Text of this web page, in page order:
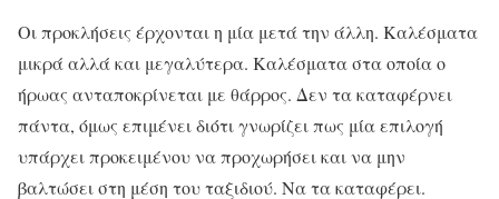
Οι προκλήσεις έρχονται η μία μετά την άλλη. Καλέσματα
μικρά αλλά και μεγαλύτερα. Καλέσματα στα οποία ο
ήρωας ανταποκρίνεται με θάρρος. Δεν τα καταφέρνει
πάντα, όμως επιμένει διότι γνωρίζει πως μία επιλογή
υπάρχει προκειμένου να προχωρήσει και να μην
βαλτώσει στη μέση του ταξιδιού. Να τα καταφέρει.